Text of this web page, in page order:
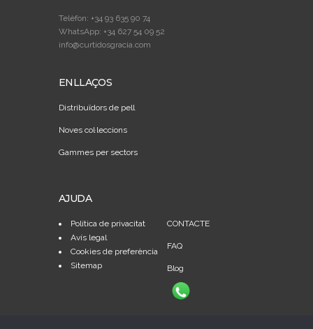
Telèfon: +34 93 635 90 74
WhatsApp: +34 627 54 09 52
info@curtidosgracia.com
ENLLAÇOS
Distribuïdors de pell
Noves col·leccions
Gammes per sectors
AJUDA
Política de privacitat
Avís legal
Cookies de preferència
Sitemap
CONTACTE
FAQ
Blog